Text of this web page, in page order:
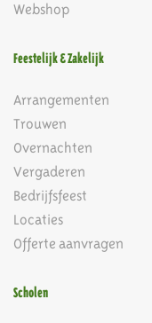
Webshop
Feestelijk & Zakelijk
Arrangementen
Trouwen
Overnachten
Vergaderen
Bedrijfsfeest
Locaties
Offerte aanvragen
Scholen